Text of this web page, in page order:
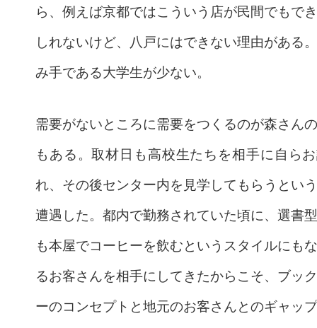
ら、例えば京都ではこういう店が民間でもで
しれないけど、八戸にはできない理由がある
み手である大学生が少ない。
需要がないところに需要をつくるのが森さん
もある。取材日も高校生たちを相手に自ら
れ、その後センター内を見学してもらうとい
遭遇した。都内で勤務されていた頃に、選書
も本屋でコーヒーを飲むというスタイルにも
るお客さんを相手にしてきたからこそ、ブッ
ーのコンセプトと地元のお客さんとのギャッ